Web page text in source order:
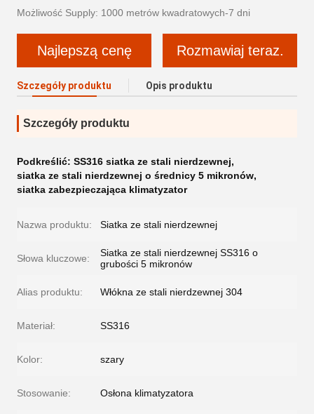
Możliwość Supply: 1000 metrów kwadratowych-7 dni
Najlepszą cenę Rozmawiaj teraz.
Szczegóły produktu Opis produktu
Szczegóły produktu
Podkreślić: SS316 siatka ze stali nierdzewnej,
siatka ze stali nierdzewnej o średnicy 5 mikronów,
siatka zabezpieczająca klimatyzator
Nazwa produktu: Siatka ze stali nierdzewnej
Słowa kluczowe:
Siatka ze stali nierdzewnej SS316 o
grubości 5 mikronów
Alias produktu: Włókna ze stali nierdzewnej 304
Materiał: SS316
Kolor: szary
Stosowanie: Osłona klimatyzatora